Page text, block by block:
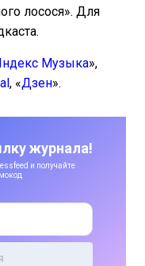
лосося». Для
Музыка»,
, «Дзен».
журнала!
и получайте